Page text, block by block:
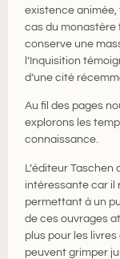
existence
cas du monastère
conserve une
l’Inquisition
d’une cité
Au fil des pages
explorons les
connaissance.
L’éditeur
intéressante car il
permettant à un
de ces ouvrages
plus pour les
peuvent grimper